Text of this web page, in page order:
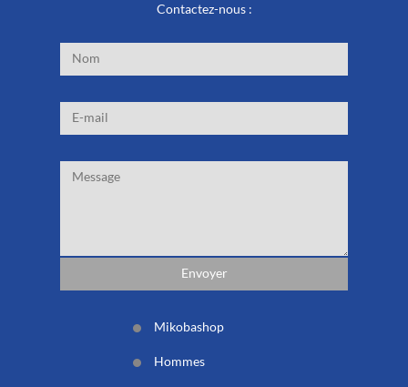
Contactez-nous :
Mikobashop
Hommes